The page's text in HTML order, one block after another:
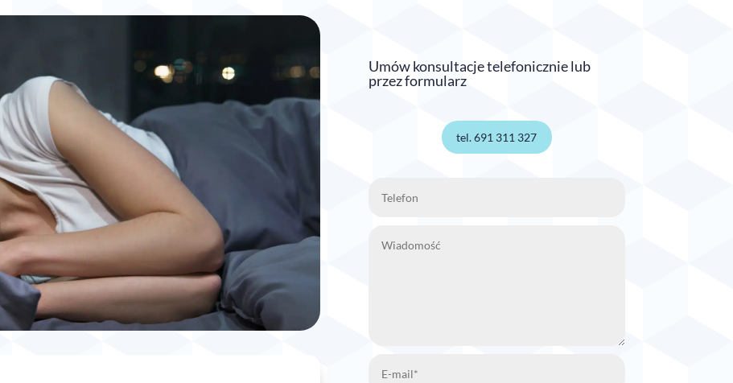
Umów konsultacje telefonicznie lub
przez formularz
tel. 691 311 327